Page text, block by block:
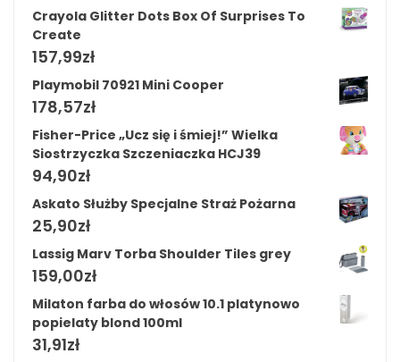
Crayola Glitter Dots Box Of Surprises To
Create
157,99zł
Playmobil 70921 Mini Cooper
178,57zł
Fisher-Price „Ucz się i śmiej!” Wielka
Siostrzyczka Szczeniaczka HCJ39
94,90zł
Askato Służby Specjalne Straż Pożarna
25,90zł
Lassig Marv Torba Shoulder Tiles grey
159,00zł
Milaton farba do włosów 10.1 platynowo
popielaty blond 100ml
31,91zł